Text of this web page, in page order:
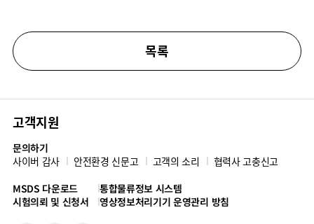
목록
고객지원
문의하기
사이버 감사
안전환경 신문고 고객의 소리
협력사 고충신고
MSDS 다운로드
시험의뢰 및 신청서
통합물류정보 시스템
영상정보처리기기 운영관리 방침